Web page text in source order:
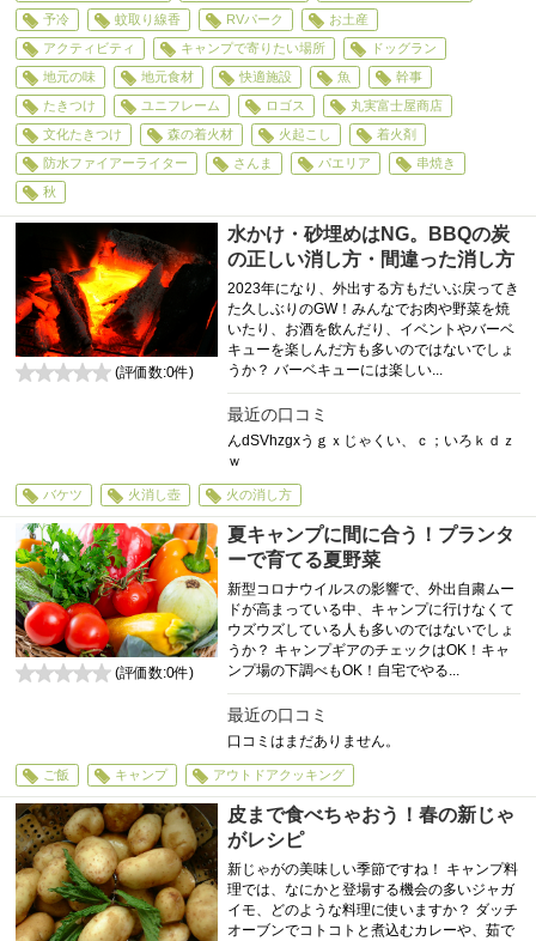
予冷
蚊取り線香 RVパーク
お土産
アクティビティ
キャンプで寄りたい場所
ドッグラン
地元の味
地元食材 快適施設 魚
幹事
たきつけ
ユニフレーム ロゴス
丸実富士屋商店
文化たきつけ
森の着火材 火起こし
着火剤
防水ファイアーライター
さんま パエリア
串焼き
秋
水かけ・砂埋めはNG。BBQの炭
の正しい消し方・間違った消し方
2023年になり、外出する方もだいぶ戻ってき
た久しぶりのGW！みんなでお肉や野菜を焼
いたり、お酒を飲んだり、イベントやバーベ
キューを楽しんだ方も多いのではないでしょ
うか？ バーベキューには楽しい...
最近の口コミ
んdSVhzgxうｇｘじゃくい、ｃ；いろｋｄｚ
ｗ
(評価数:0件)
バケツ 火消し壺 火の消し方
夏キャンプに間に合う！プランタ
ーで育てる夏野菜
新型コロナウイルスの影響で、外出自粛ムー
ドが高まっている中、キャンプに行けなくて
ウズウズしている人も多いのではないでしょ
うか？ キャンプギアのチェックはOK！キャ
ンプ場の下調べもOK！自宅でやる...
最近の口コミ
口コミはまだありません。
(評価数:0件)
ご飯 キャンプ アウトドアクッキング
皮まで食べちゃおう！春の新じゃ
がレシピ
新じゃがの美味しい季節ですね！ キャンプ料
理では、なにかと登場する機会の多いジャガ
イモ、どのような料理に使いますか？ ダッチ
オーブンでコトコトと煮込むカレーや、茹で